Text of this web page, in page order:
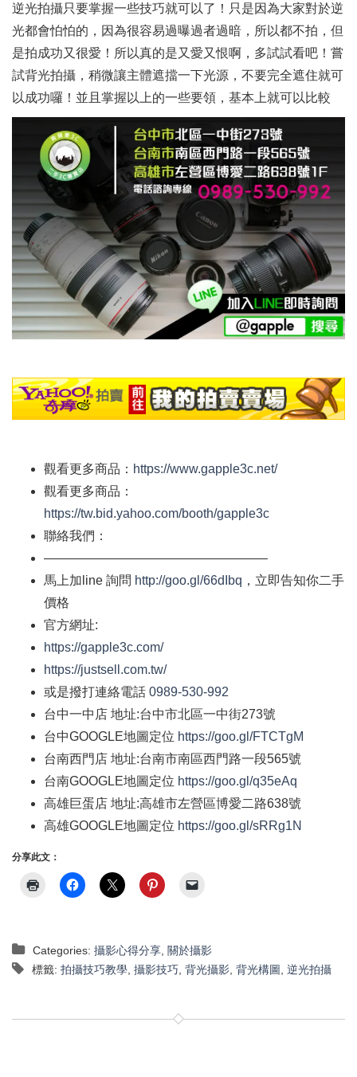
逆光拍攝只要掌握一些技巧就可以了！只是因為大家對於逆
光都會怕怕的，因為很容易過曝過者過暗，所以都不拍，但
是拍成功又很愛！所以真的是又愛又恨啊，多試試看吧！嘗
試背光拍攝，稍微讓主體遮擋一下光源，不要完全遮住就可
以成功囉！並且掌握以上的一些要領，基本上就可以比較
觀看更多商品： https://www.gapple3c.net/
觀看更多商品：
https://tw.bid.yahoo.com/booth/gapple3c
聯絡我們：
—————————————————–
馬上加 line 詢問 http://goo.gl/66dIbq ，立即告知你二手
價格
官方網址:
https://gapple3c.com/
https://justsell.com.tw/
或是撥打連絡電話 0989-530-992
台中一中店 地址:台中市北區一中街273號
台中GOOGLE地圖定位 https://goo.gl/FTCTgM
台南西門店 地址:台南市南區西門路一段565號
台南GOOGLE地圖定位 https://goo.gl/q35eAq
高雄巨蛋店 地址:高雄市左營區博愛二路638號
高雄GOOGLE地圖定位 https://goo.gl/sRRg1N
分享此文：
Categories: 攝影心得分享 關於攝影
標籤: 拍攝技巧教學 攝影技巧 背光攝影 背光構圖 逆光拍攝